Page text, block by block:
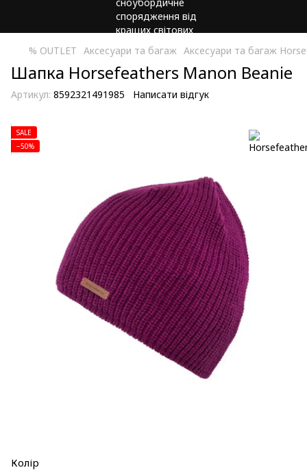
% OUTLET Аксесуари та багаж Аксесуари та багаж
Шапка Horsefeathers Manon Beanie
Артикул: 8592321491985 Написати відгук
SALE
−50%
Колір